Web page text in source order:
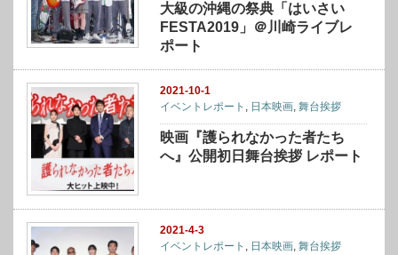
大級の沖縄の祭典「はいさい
FESTA2019」＠川崎ライブレ
ポート
2021-10-1
イベントレポート , 日本映画,舞台挨拶
映画『護られなかった者たち
へ』公開初日舞台挨拶 レポート
2021-4-3
イベントレポート
日本映画 ,舞台挨拶